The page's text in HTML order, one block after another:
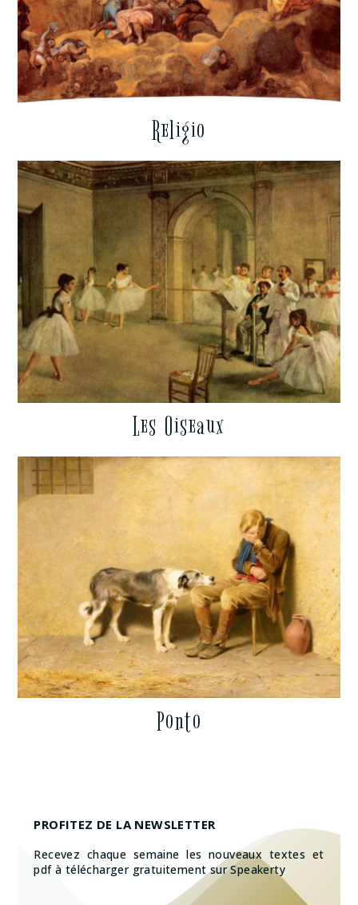
Religio
Les Oiseaux
Ponto
PROFITEZ DE LA NEWSLETTER
Recevez chaque semaine les nouveaux textes et
pdf à télécharger gratuitement sur Speakerty